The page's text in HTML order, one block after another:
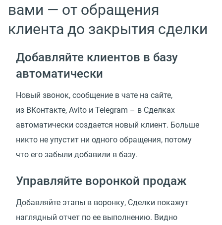
вами — от обращения
клиента до закрытия сделки
Добавляйте клиентов в базу
автоматически
Новый звонок, сообщение в чате на сайте,
из ВКонтакте, Avito и Telegram – в Сделках
автоматически создается новый клиент. Больше
никто не упустит ни одного обращения, потому
что его забыли добавили в базу.
Управляйте воронкой продаж
Добавляйте этапы в воронку, Сделки покажут
наглядный отчет по ее выполнению. Видно